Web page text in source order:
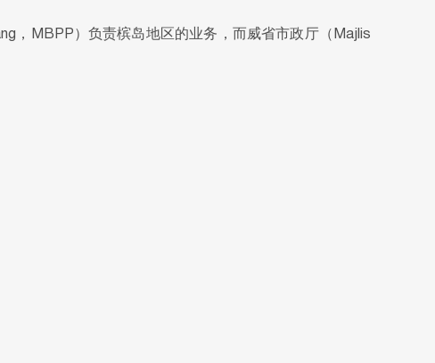
，MBPP）负责槟岛地区的业务，而威省市政厅（Majlis